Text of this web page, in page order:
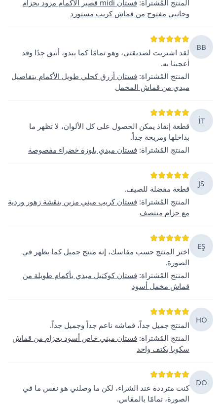
المنتج المُشتراة:
فستان midi قصير الأكمام مزود بحزام
وجانبي مفتوح من قماش كريب مستورد
BB
لقد اشتريت لصديقتي، وهو تمامًا كما يبدو، أنيق جدًا وقد
أعجبنا به.
المنتج المُشتراة: فستان أزرق كحلي طويل الأكمام بتفاصيل
ميدي من قماش المخمل
İT
قطعة إنقاذ يمكن الحصول على كل الألوان، لا تظهر ما
بداخلها ومريحة جداً.
المنتج المُشتراة: فستان ميدي بلوزة خضراء مقصوصة
JS
قطعة مفضلة للصيف.
المنتج المُشتراة: فستان كريب ميني مزين بنقشة زهور وردية
مع حزام منتصف
EŞ
اختر المنتج حسب مقاسك، إنه منتج جميل كما يظهر في
الصورة.
المنتج المُشتراة: فستان كوكتيل ميدي بأكمام طويلة من
قماش مخمل أسود
HO
المنتج جميل جداً، قماشه ناعم جداً وجميل جداً.
المنتج المُشتراة: فستان ميني خاص أسود بحزام من قماش
سكوبا بكتف واحد
DO
كنت مترددة عند الشراء، لكن ما وصلني هو نفس ما في
الصورة، تمامًا بالمقاس.